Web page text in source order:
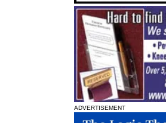
ADVERTISEMENT